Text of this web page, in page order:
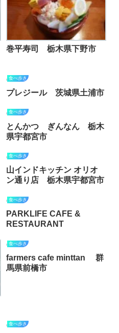
巻平寿司 栃木県下野市
食べ歩き
プレジール 茨城県土浦市
食べ歩き
とんかつ ぎんなん 栃木
県宇都宮市
食べ歩き
山インドキッチン オリオ
ン通り店 栃木県宇都宮市
食べ歩き
PARKLIFE CAFE &
RESTAURANT
食べ歩き
farmers cafe minttan 群
馬県前橋市
食べ歩き